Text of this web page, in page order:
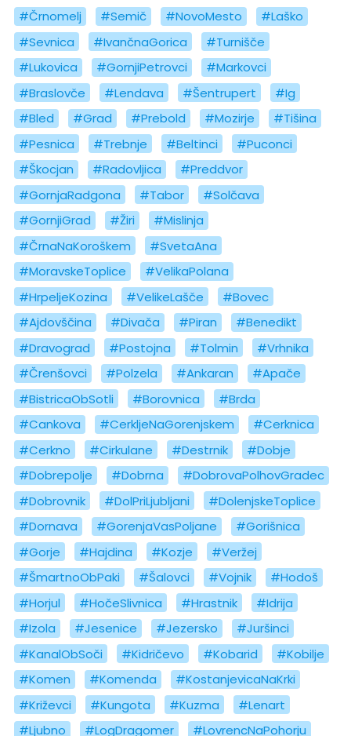
#Črnomelj
#Semič #NovoMesto
#Laško
#Sevnica
#IvančnaGorica
#Turnišče
#Lukovica
#GornjiPetrovci
#Markovci
#Braslovče
#Lendava #Šentrupert
#Ig
#Bled
#Grad #Prebold #Mozirje
#Tišina
#Pesnica
#Trebnje #Beltinci
#Puconci
#Škocjan
#Radovljica
#Preddvor
#GornjaRadgona
#Tabor
#Solčava
#GornjiGrad
#Žiri
#Mislinja
#ČrnaNaKoroškem
#SvetaAna
#MoravskeToplice
#VelikaPolana
#HrpeljeKozina
#VelikeLašče
#Bovec
#Ajdovščina
#Divača #Piran
#Benedikt
#Dravograd
#Postojna #Tolmin
#Vrhnika
#Črenšovci
#Polzela #Ankaran
#Apače
#BistricaObSotli
#Borovnica
#Brda
#Cankova
#CerkljeNaGorenjskem
#Cerknica
#Cerkno
#Cirkulane #Destrnik
#Dobje
#Dobrepolje
#Dobrna
#DobrovaPolhovGradec
#Dobrovnik
#DolPriLjubljani
#DolenjskeToplice
#Dornava
#GorenjaVasPoljane
#Gorišnica
#Gorje
#Hajdina #Kozje
#Veržej
#ŠmartnoObPaki
#Šalovci #Vojnik
#Hodoš
#Horjul
#HočeSlivnica #Hrastnik
#Idrija
#Izola
#Jesenice #Jezersko
#Juršinci
#KanalObSoči
#Kidričevo #Kobarid
#Kobilje
#Komen
#Komenda
#KostanjevicaNaKrki
#Križevci
#Kungota #Kuzma
#Lenart
#Ljubno
#LogDragomer
#LovrencNaPohorju